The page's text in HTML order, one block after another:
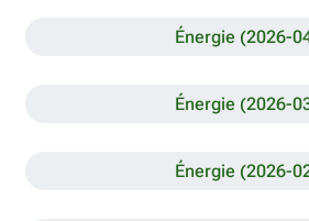
Énergie (2026-
Énergie (2026-
Énergie (2026-